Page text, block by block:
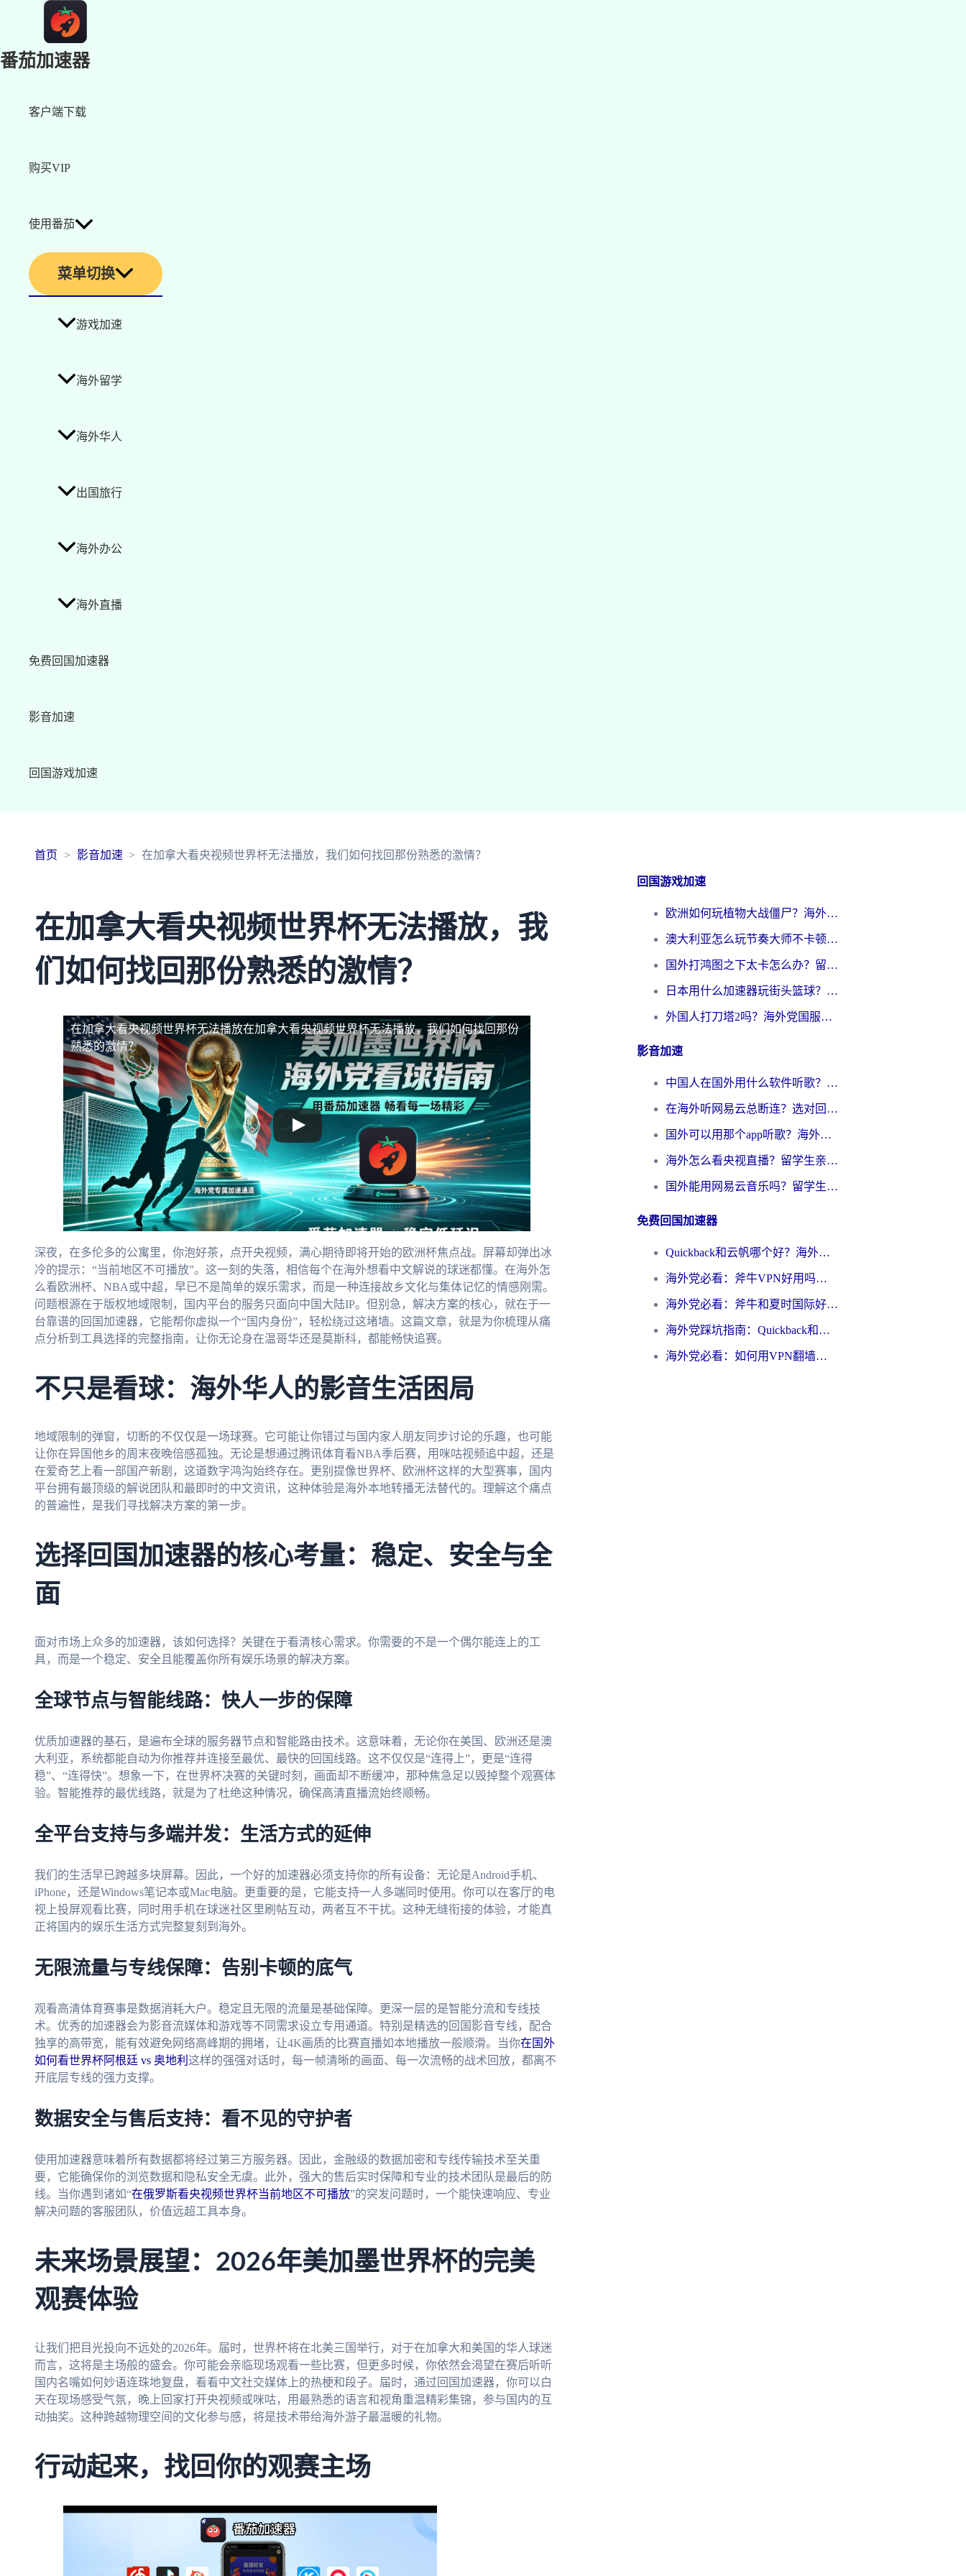
番茄加速器
客户端下载
购买VIP
使用番茄
菜单切换
游戏加速
海外留学
海外华人
出国旅行
海外办公
海外直播
免费回国加速器
影音加速
回国游戏加速
首页 影音加速 在加拿大看央视频世界杯无法播放，我们如何找回那份熟悉的激情？
在加拿大看央视频世界杯无法播放，我
们如何找回那份熟悉的激情？
在加拿大看央视频世界杯无法播放在加拿大看央视频世界杯无法播放，我们如何找回那份
熟悉的激情？
深夜，在多伦多的公寓里，你泡好茶，点开央视频，满心期待即将开始的欧洲杯焦点战。屏幕却弹出冰
冷的提示：“当前地区不可播放”。这一刻的失落，相信每个在海外想看中文解说的球迷都懂。在海外怎
么看欧洲杯、NBA或中超，早已不是简单的娱乐需求，而是一种连接故乡文化与集体记忆的情感刚需。
问题根源在于版权地域限制，国内平台的服务只面向中国大陆IP。但别急，解决方案的核心，就在于一
台靠谱的回国加速器，它能帮你虚拟一个“国内身份”，轻松绕过这堵墙。这篇文章，就是为你梳理从痛
点分析到工具选择的完整指南，让你无论身在温哥华还是莫斯科，都能畅快追赛。
不只是看球：海外华人的影音生活困局
地域限制的弹窗，切断的不仅仅是一场球赛。它可能让你错过与国内家人朋友同步讨论的乐趣，也可能
让你在异国他乡的周末夜晚倍感孤独。无论是想通过腾讯体育看NBA季后赛，用咪咕视频追中超，还是
在爱奇艺上看一部国产新剧，这道数字鸿沟始终存在。更别提像世界杯、欧洲杯这样的大型赛事，国内
平台拥有最顶级的解说团队和最即时的中文资讯，这种体验是海外本地转播无法替代的。理解这个痛点
的普遍性，是我们寻找解决方案的第一步。
选择回国加速器的核心考量：稳定、安全与全
面
面对市场上众多的加速器，该如何选择？关键在于看清核心需求。你需要的不是一个偶尔能连上的工
具，而是一个稳定、安全且能覆盖你所有娱乐场景的解决方案。
全球节点与智能线路：快人一步的保障
优质加速器的基石，是遍布全球的服务器节点和智能路由技术。这意味着，无论你在美国、欧洲还是澳
大利亚，系统都能自动为你推荐并连接至最优、最快的回国线路。这不仅仅是“连得上”，更是“连得
稳”、“连得快”。想象一下，在世界杯决赛的关键时刻，画面却不断缓冲，那种焦急足以毁掉整个观赛体
验。智能推荐的最优线路，就是为了杜绝这种情况，确保高清直播流始终顺畅。
全平台支持与多端并发：生活方式的延伸
我们的生活早已跨越多块屏幕。因此，一个好的加速器必须支持你的所有设备：无论是Android手机、
iPhone，还是Windows笔记本或Mac电脑。更重要的是，它能支持一人多端同时使用。你可以在客厅的电
视上投屏观看比赛，同时用手机在球迷社区里刷帖互动，两者互不干扰。这种无缝衔接的体验，才能真
正将国内的娱乐生活方式完整复刻到海外。
无限流量与专线保障：告别卡顿的底气
观看高清体育赛事是数据消耗大户。稳定且无限的流量是基础保障。更深一层的是智能分流和专线技
术。优秀的加速器会为影音流媒体和游戏等不同需求设立专用通道。特别是精选的回国影音专线，配合
独享的高带宽，能有效避免网络高峰期的拥堵，让4K画质的比赛直播如本地播放一般顺滑。当你在国外
如何看世界杯阿根廷 vs 奥地利 这样的强强对话时，每一帧清晰的画面、每一次流畅的战术回放，都离不
开底层专线的强力支撑。
数据安全与售后支持：看不见的守护者
使用加速器意味着所有数据都将经过第三方服务器。因此，金融级的数据加密和专线传输技术至关重
要，它能确保你的浏览数据和隐私安全无虞。此外，强大的售后实时保障和专业的技术团队是最后的防
线。当你遇到诸如“在俄罗斯看央视频世界杯当前地区不可播放”的突发问题时，一个能快速响应、专业
解决问题的客服团队，价值远超工具本身。
未来场景展望：2026年美加墨世界杯的完美
观赛体验
让我们把目光投向不远处的2026年。届时，世界杯将在北美三国举行，对于在加拿大和美国的华人球迷
而言，这将是主场般的盛会。你可能会亲临现场观看一些比赛，但更多时候，你依然会渴望在赛后听听
国内名嘴如何妙语连珠地复盘，看看中文社交媒体上的热梗和段子。届时，通过回国加速器，你可以白
天在现场感受气氛，晚上回家打开央视频或咪咕，用最熟悉的语言和视角重温精彩集锦，参与国内的互
动抽奖。这种跨越物理空间的文化参与感，将是技术带给海外游子最温暖的礼物。
行动起来，找回你的观赛主场
回国游戏加速
欧洲如何玩植物大战僵尸？海外党国服游戏加速避坑指南（附实测对比）
澳大利亚怎么玩节奏大师不卡顿？海外党国服游戏加速终极指南
国外打鸿图之下太卡怎么办？留学生亲测有效的国服游戏加速方案
日本用什么加速器玩街头篮球？海外党国服游戏不卡顿的终极攻略
外国人打刀塔2吗？海外党国服游戏加速避坑全攻略
影音加速
中国人在国外用什么软件听歌？别再被地域限制卡脖子，这篇教你轻松解锁国内音乐库
在海外听网易云总断连？选对回国加速器，告别地区限制和卡顿
国外可以用那个app听歌？海外党亲测有效的回国加速方案，轻松听国内音乐听书
海外怎么看央视直播？留学生亲测：3步解决版权限制+追剧自由
国外能用网易云音乐吗？留学生亲测：3步解决海外听歌难题
免费回国加速器
Quickback和云帆哪个好？海外党2026亲测指南：选对加速器大陆工具，无缝刷国内剧玩国服
海外党必看：斧牛VPN好用吗？和GoLinkVPN对比哪个回国效果更好？
海外党必看：斧牛和夏时国际好用吗？3步选对回国加速器，无缝刷国内资源
海外党踩坑指南：Quickback和归雁好用吗？选对加速器才能无缝刷国内资源
海外党必看：如何用VPN翻墙到大陆PTT？一篇解决你所有回国加速痛点